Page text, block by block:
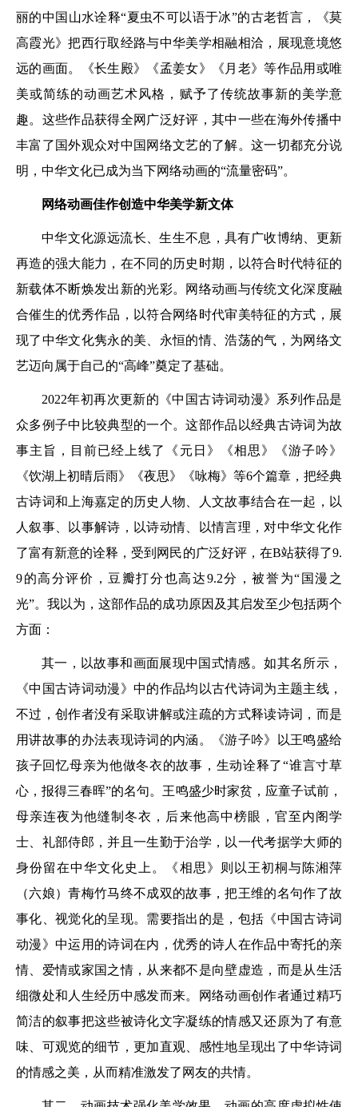
丽的中国山水诠释“夏虫不可以语于冰”的古老哲言，《莫
高霞光》把西行取经路与中华美学相融相洽，展现意境悠
远的画面。《长生殿》《孟姜女》《月老》等作品用或唯
美或简练的动画艺术风格，赋予了传统故事新的美学意
趣。这些作品获得全网广泛好评，其中一些在海外传播中
丰富了国外观众对中国网络文艺的了解。这一切都充分说
明，中华文化已成为当下网络动画的“流量密码”。
网络动画佳作创造中华美学新文体
中华文化源远流长、生生不息，具有广收博纳、更新
再造的强大能力，在不同的历史时期，以符合时代特征的
新载体不断焕发出新的光彩。网络动画与传统文化深度融
合催生的优秀作品，以符合网络时代审美特征的方式，展
现了中华文化隽永的美、永恒的情、浩荡的气，为网络文
艺迈向属于自己的“高峰”奠定了基础。
2022年初再次更新的《中国古诗词动漫》系列作品是
众多例子中比较典型的一个。这部作品以经典古诗词为故
事主旨，目前已经上线了《元日》《相思》《游子吟》
《饮湖上初晴后雨》《夜思》《咏梅》等6个篇章，把经典
古诗词和上海嘉定的历史人物、人文故事结合在一起，以
人叙事、以事解诗，以诗动情、以情言理，对中华文化作
了富有新意的诠释，受到网民的广泛好评，在B站获得了9.
9的高分评价，豆瓣打分也高达9.2分，被誉为“国漫之
光”。我以为，这部作品的成功原因及其启发至少包括两个
方面：
其一，以故事和画面展现中国式情感。如其名所示，
《中国古诗词动漫》中的作品均以古代诗词为主题主线，
不过，创作者没有采取讲解或注疏的方式释读诗词，而是
用讲故事的办法表现诗词的内涵。《游子吟》以王鸣盛给
孩子回忆母亲为他做冬衣的故事，生动诠释了“谁言寸草
心，报得三春晖”的名句。王鸣盛少时家贫，应童子试前，
母亲连夜为他缝制冬衣，后来他高中榜眼，官至内阁学
士、礼部侍郎，并且一生勤于治学，以一代考据学大师的
身份留在中华文化史上。《相思》则以王初桐与陈湘萍
（六娘）青梅竹马终不成双的故事，把王维的名句作了故
事化、视觉化的呈现。需要指出的是，包括《中国古诗词
动漫》中运用的诗词在内，优秀的诗人在作品中寄托的亲
情、爱情或家国之情，从来都不是向壁虚造，而是从生活
细微处和人生经历中感发而来。网络动画创作者通过精巧
简洁的叙事把这些被诗化文字凝练的情感又还原为了有意
味、可观览的细节，更加直观、感性地呈现出了中华诗词
的情感之美，从而精准激发了网友的共情。